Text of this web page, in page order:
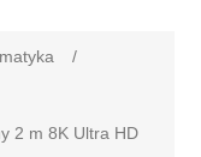
/
2 m 8K Ultra HD